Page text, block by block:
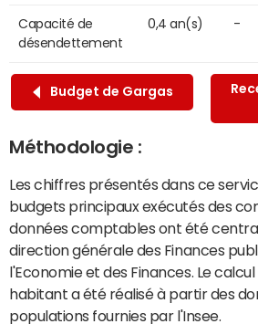
Capacité de
désendettement
0,4 an(s) -
Budget de Gargas
Méthodologie :
Les chiffres présentés dans ce
budgets principaux exécutés des
données comptables ont été
direction générale des Finances
l'Economie et des Finances. Le
habitant a été réalisé à partir des
populations fournies par l'Insee.